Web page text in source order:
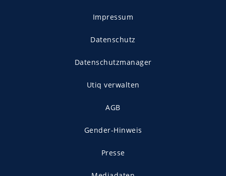
Impressum
Datenschutz
Datenschutzmanager
Utiq verwalten
AGB
Gender-Hinweis
Presse